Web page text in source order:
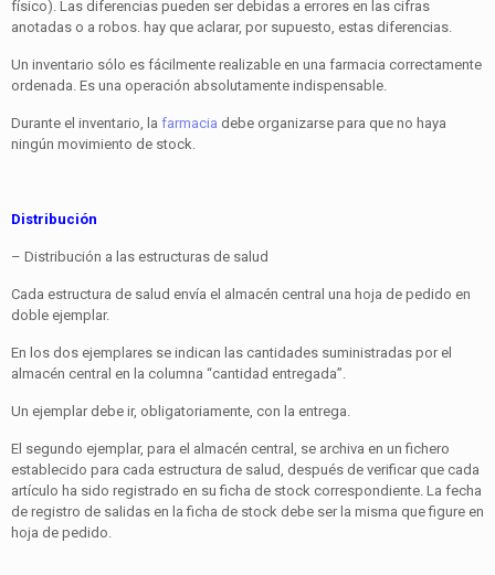
físico). Las diferencias pueden ser debidas a errores en las cifras
anotadas o a robos. hay que aclarar, por supuesto, estas diferencias.
Un inventario sólo es fácilmente realizable en una farmacia correctamente
ordenada. Es una operación absolutamente indispensable.
Durante el inventario, la farmacia debe organizarse para que no haya
ningún movimiento de stock.
Distribución
– Distribución a las estructuras de salud
Cada estructura de salud envía el almacén central una hoja de pedido en
doble ejemplar.
En los dos ejemplares se indican las cantidades suministradas por el
almacén central en la columna “cantidad entregada”.
Un ejemplar debe ir, obligatoriamente, con la entrega.
El segundo ejemplar, para el almacén central, se archiva en un fichero
establecido para cada estructura de salud, después de verificar que cada
artículo ha sido registrado en su ficha de stock correspondiente. La fecha
de registro de salidas en la ficha de stock debe ser la misma que figure en
hoja de pedido.